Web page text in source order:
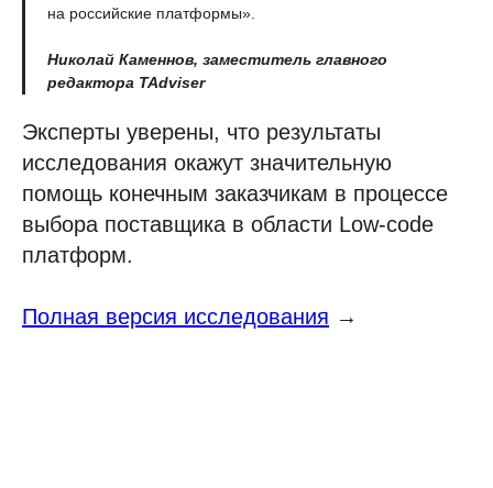
на российские платформы».
Николай Каменнов, заместитель главного
редактора TAdviser
Эксперты уверены, что результаты
исследования окажут значительную
помощь конечным заказчикам в процессе
выбора поставщика в области Low-code
платформ.
Полная версия исследования →